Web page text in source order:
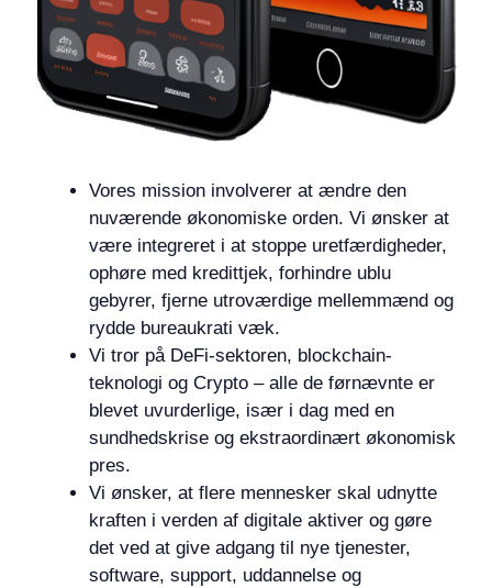
Vores mission involverer at ændre den
nuværende økonomiske orden. Vi ønsker at
være integreret i at stoppe uretfærdigheder,
ophøre med kredittjek, forhindre ublu
gebyrer, fjerne utroværdige mellemmænd og
rydde bureaukrati væk.
Vi tror på DeFi-sektoren, blockchain-
teknologi og Crypto – alle de førnævnte er
blevet uvurderlige, især i dag med en
sundhedskrise og ekstraordinært økonomisk
pres.
Vi ønsker, at flere mennesker skal udnytte
kraften i verden af ​​digitale aktiver og gøre
det ved at give adgang til nye tjenester,
software, support, uddannelse og